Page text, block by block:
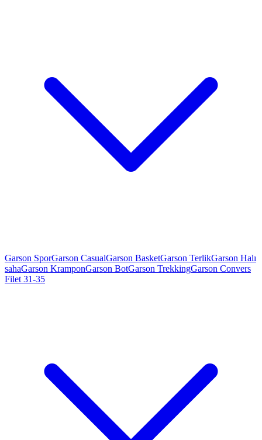
Garson SporGarson CasualGarson BasketGarson TerlikGarson Halı
sahaGarson KramponGarson BotGarson TrekkingGarson Convers
Filet 31-35